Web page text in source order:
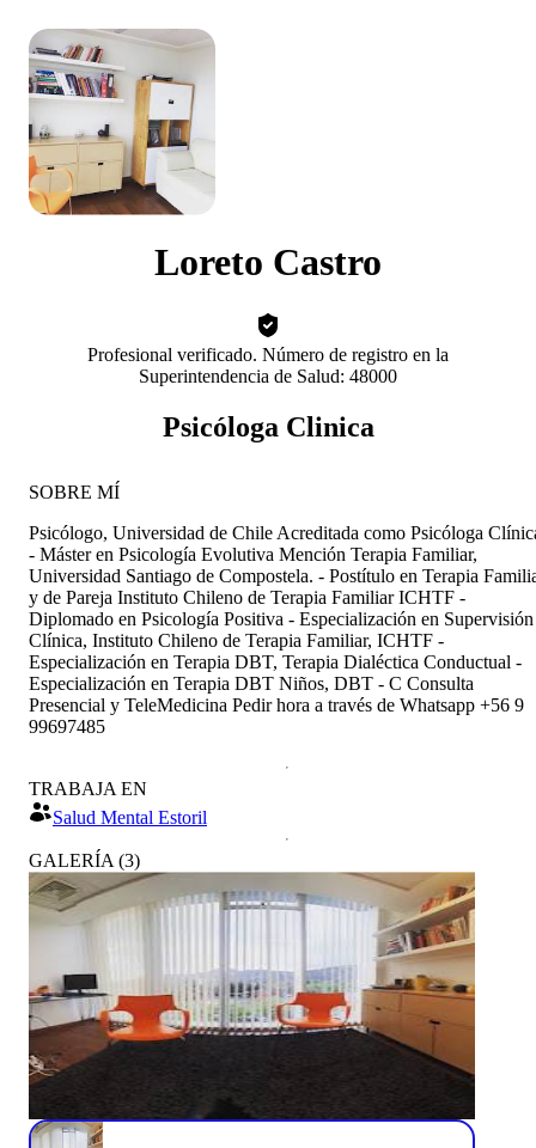
Loreto Castro
Profesional verificado. Número de registro en la
Superintendencia de Salud: 48000
Psicóloga Clinica
SOBRE MÍ
Psicólogo, Universidad de Chile Acreditada como Psicóloga
- Máster en Psicología Evolutiva Mención Terapia Familiar,
Universidad Santiago de Compostela. - Postítulo en Terapia
y de Pareja Instituto Chileno de Terapia Familiar ICHTF -
Diplomado en Psicología Positiva - Especialización en Supervisión
Clínica, Instituto Chileno de Terapia Familiar, ICHTF -
Especialización en Terapia DBT, Terapia Dialéctica Conductual -
Especialización en Terapia DBT Niños, DBT - C Consulta
Presencial y TeleMedicina Pedir hora a través de Whatsapp +56 9
99697485
TRABAJA EN
Salud Mental Estoril
GALERÍA (3)